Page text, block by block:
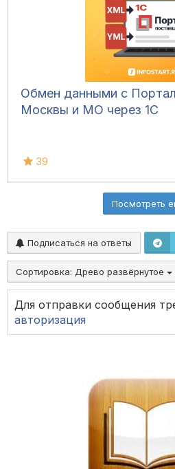
Обмен данными с
Москвы и МО через 1С
39
Посмотреть
Подписаться на ответы
Сортировка: Древо развёрнутое
Для отправки сообщения
авторизация